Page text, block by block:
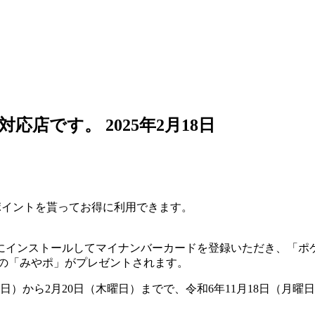
応店です。 2025年2月18日
ントを貰ってお得に利用できます。
ンストールしてマイナンバーカードを登録いただき、「
みやポ」がプレゼントされます。
から2月20日（木曜日）までで、令和6年11月18日（月曜